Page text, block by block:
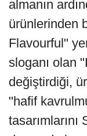
almanın
ürünlerinden
Flavourful"
sloganı olan
değiştirdiği,
"hafif
tasarımlarını